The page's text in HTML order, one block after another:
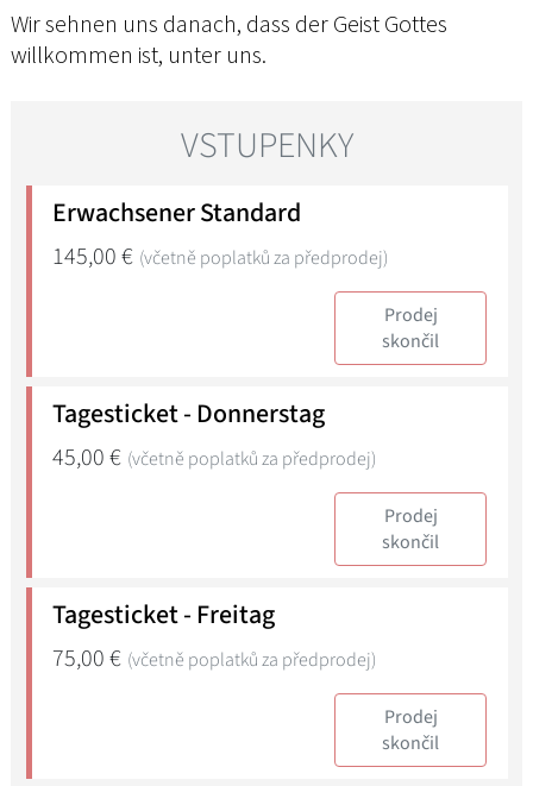
Wir sehnen uns danach, dass der Geist Gottes
willkommen ist, unter uns.